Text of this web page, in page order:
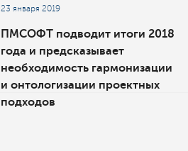
23 января 2019
ПМСОФТ подводит итоги 2018
года и предсказывает
необходимость гармонизации
и онтологизации проектных
подходов